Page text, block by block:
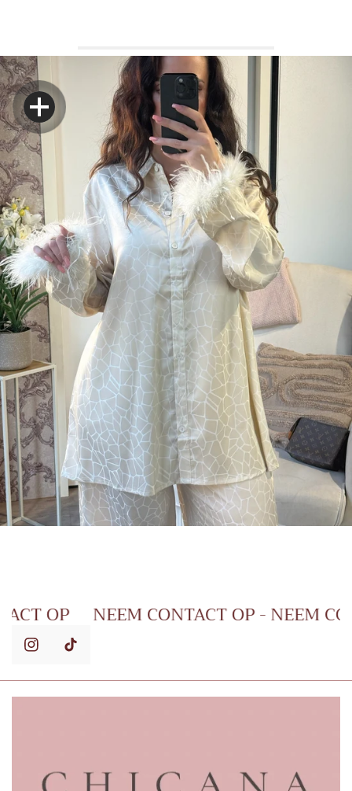
CONTACT OP NEEM CONTACT OP -